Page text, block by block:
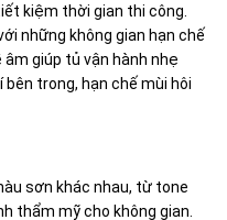
kiệm thời gian thi công.
những không gian hạn chế
giúp tủ vận hành nhẹ
trong, hạn chế mùi hôi
sơn khác nhau, từ tone
thẩm mỹ cho không gian.